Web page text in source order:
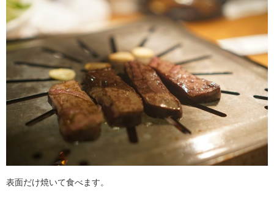
表面だけ焼いて食べます。